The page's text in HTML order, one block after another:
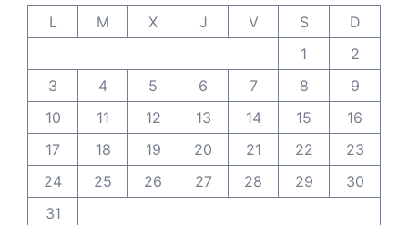
L
M X J V S
D
1
2
3
4 5 6 7 8
9
10
11 12 13 14 15
16
17
18 19 20 21 22
23
24
25 26 27 28 29
30
31